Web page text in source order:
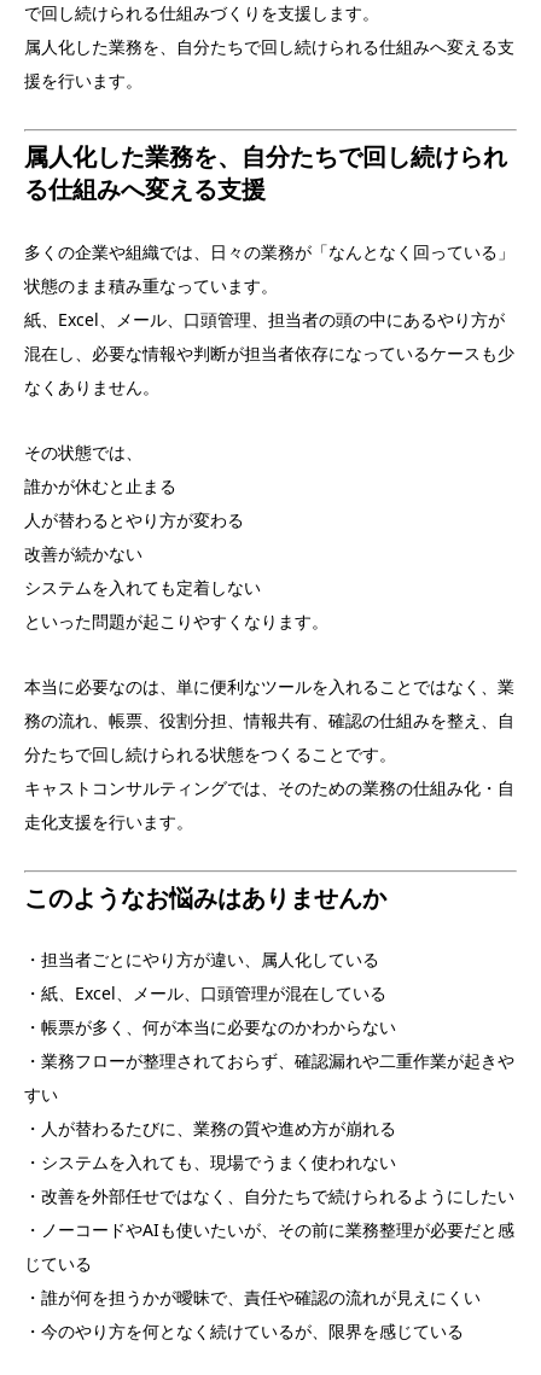
で回し続けられる仕組みづくりを支援します。
属人化した業務を、自分たちで回し続けられる仕組みへ変える支
援を行います。
属人化した業務を、自分たちで回し続けられ
る仕組みへ変える支援
多くの企業や組織では、日々の業務が「なんとなく回っている」
状態のまま積み重なっています。
紙、Excel、メール、口頭管理、担当者の頭の中にあるやり方が
混在し、必要な情報や判断が担当者依存になっているケースも少
なくありません。
その状態では、
誰かが休むと止まる
人が替わるとやり方が変わる
改善が続かない
システムを入れても定着しない
といった問題が起こりやすくなります。
本当に必要なのは、単に便利なツールを入れることではなく、業
務の流れ、帳票、役割分担、情報共有、確認の仕組みを整え、自
分たちで回し続けられる状態をつくることです。
キャストコンサルティングでは、そのための業務の仕組み化・自
走化支援を行います。
このようなお悩みはありませんか
・担当者ごとにやり方が違い、属人化している
・紙、Excel、メール、口頭管理が混在している
・帳票が多く、何が本当に必要なのかわからない
・業務フローが整理されておらず、確認漏れや二重作業が起きや
すい
・人が替わるたびに、業務の質や進め方が崩れる
・システムを入れても、現場でうまく使われない
・改善を外部任せではなく、自分たちで続けられるようにしたい
・ノーコードやAIも使いたいが、その前に業務整理が必要だと感
じている
・誰が何を担うかが曖昧で、責任や確認の流れが見えにくい
・今のやり方を何となく続けているが、限界を感じている